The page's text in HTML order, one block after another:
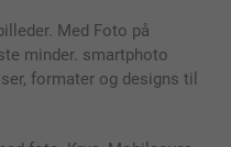
Med Foto på
minder. smartphoto
formater og designs til